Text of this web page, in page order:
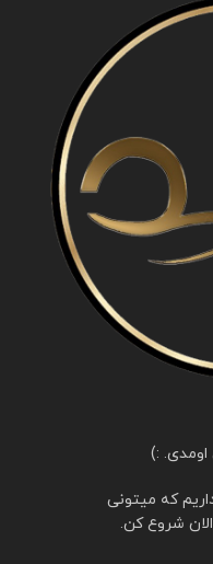
:)
که میتونی
شروع کن.